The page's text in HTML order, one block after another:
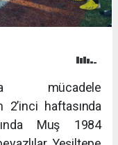
mücadele
haftasında
Muş 1984